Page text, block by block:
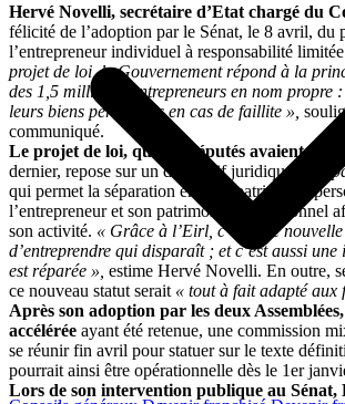
Hervé Novelli, secrétaire d’Etat chargé du
félicité de l’adoption par le Sénat, le 8 avril, du
l’entrepreneur individuel à responsabilité
projet de loi, le Gouvernement répond à la
des 1,5 million d’entrepreneurs en nom propre
leurs biens personnels en cas de faillite »,
communiqué.
Le projet de loi, que les députés avaient
dernier, repose sur un dispositif juridique de
«
qui permet la séparation entre le patrimoine
l’entrepreneur et son patrimoine professionnel
son activité. « Grâce à l’Eirl, c’est une
d’entreprendre qui disparaît ; et c’est aussi
est réparée », estime Hervé Novelli. En outre,
ce nouveau statut serait « tout à fait adapté aux
Après son adoption par les deux
accélérée ayant été retenue, une commission
se réunir fin avril pour statuer sur le texte
pourrait ainsi être opérationnelle dès le 1er
Lors de son intervention publique au Sénat,